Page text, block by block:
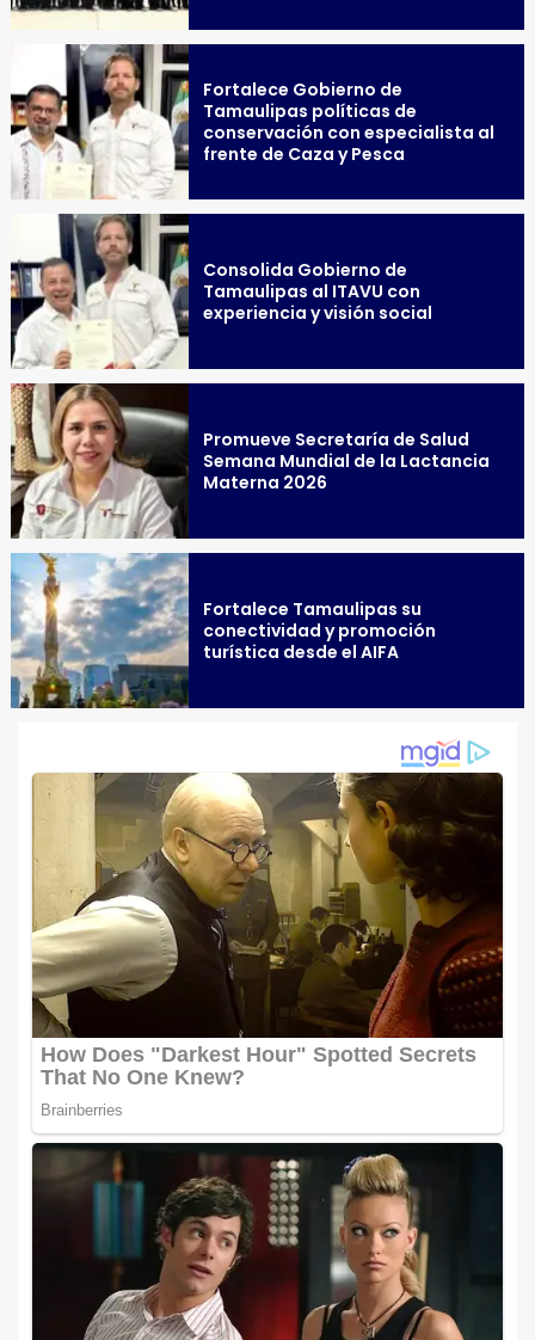
Fortalece Gobierno de
Tamaulipas políticas de
conservación con especialista al
frente de Caza y Pesca
Consolida Gobierno de
Tamaulipas al ITAVU con
experiencia y visión social
Promueve Secretaría de Salud
Semana Mundial de la Lactancia
Materna 2026
Fortalece Tamaulipas su
conectividad y promoción
turística desde el AIFA